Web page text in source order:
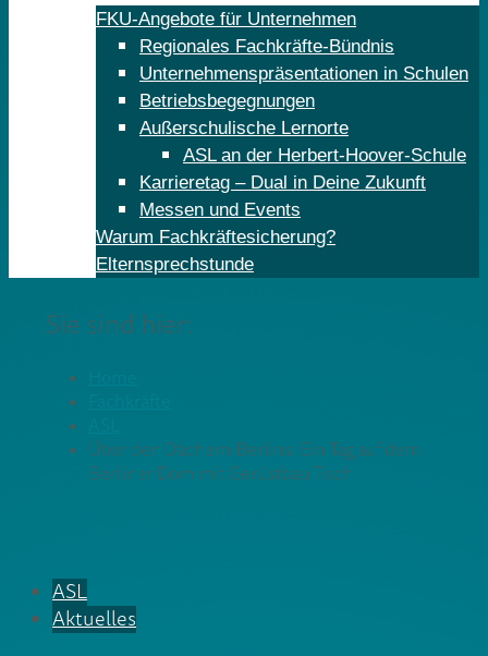
FKU-Angebote für Unternehmen
Regionales Fachkräfte-Bündnis
Unternehmenspräsentationen in Schulen
Betriebsbegegnungen
Außerschulische Lernorte
ASL an der Herbert-Hoover-Schule
Karrieretag – Dual in Deine Zukunft
Messen und Events
Warum Fachkräftesicherung?
Elternsprechstunde
Sie sind hier:
Über den Dächern Berlins: Ein Tag auf dem
Berliner Dom mit Gerüstbau Tisch
ASL
Aktuelles